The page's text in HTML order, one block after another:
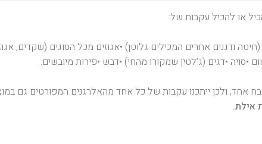
או להכיל עקבות של:
(חיטה ודגנים אחרים המכילים גלוטן) •אגוזים מכל הסוגים (שקדים,
•סויה •דגים (ג’לטין שמקורו מהחי) •דבש •פירות מיובשים.
אחד, ולכן ייתכנו עקבות של כל אחד מהאלרגנים המפורטים גם
אילת.